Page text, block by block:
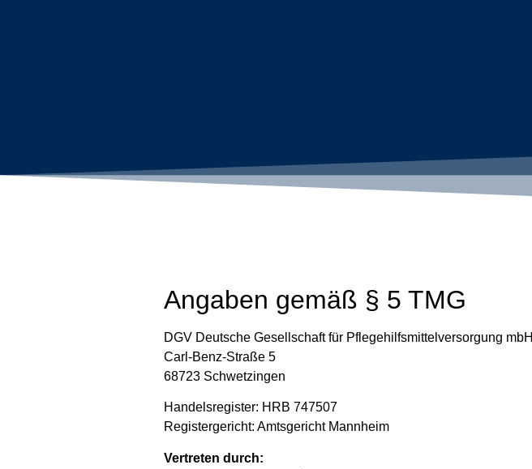
Angaben gemäß § 5 TMG
DGV Deutsche Gesellschaft für Pflegehilfsmittelversorgung mbH
Carl-Benz-Straße 5
68723 Schwetzingen
Handelsregister: HRB 747507
Registergericht: Amtsgericht Mannheim
Vertreten durch: